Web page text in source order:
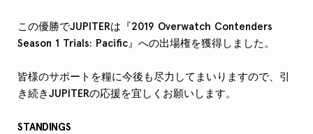
この優勝でJUPITERは『2019 Overwatch Contenders
Season 1 Trials: Pacific』への出場権を獲得しました。
皆様のサポートを糧に今後も尽力してまいりますので、引
き続きJUPITERの応援を宜しくお願いします。
STANDINGS